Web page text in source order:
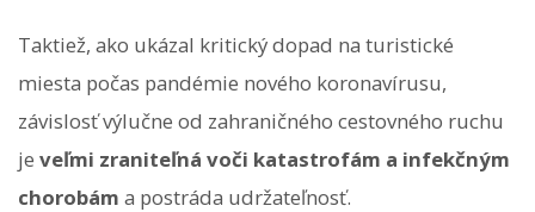
Taktiež, ako ukázal kritický dopad na turistické
miesta počas pandémie nového koronavírusu,
závislosť výlučne od zahraničného cestovného ruchu
je veľmi zraniteľná voči katastrofám a infekčným
chorobám a postráda udržateľnosť.